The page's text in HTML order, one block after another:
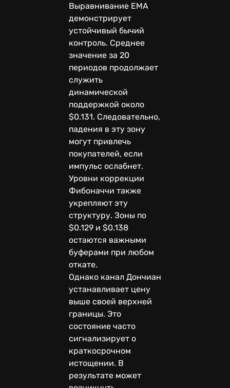
Выравнивание EMA
демонстрирует
устойчивый бычий
контроль. Среднее
значение за 20
периодов продолжает
служить
динамической
поддержкой около
$0.131. Следовательно,
падения в эту зону
могут привлечь
покупателей, если
импульс ослабнет.
Уровни коррекции
Фибоначчи также
укрепляют эту
структуру. Зоны по
$0.129 и $0.138
остаются важными
буферами при любом
откате.
Однако канал Дончиан
устанавливает цену
выше своей верхней
границы. Это
состояние часто
сигнализирует о
краткосрочном
истощении. В
результате может